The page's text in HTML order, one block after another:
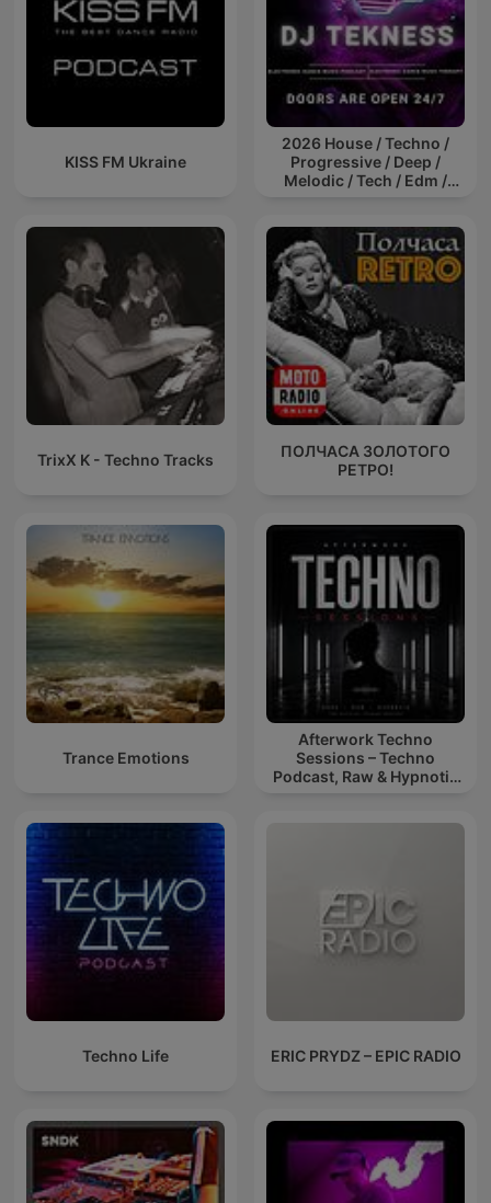
KISS FM Ukraine
2026 House / Techno /
Progressive / Deep /
Melodic / Tech / Edm /
Dance Musi
TrixX K - Techno Tracks
ПОЛЧАСА ЗОЛОТОГО
РЕТРО!
Trance Emotions
Afterwork Techno
Sessions – Techno
Podcast, Raw & Hypnotic
Techno Life ERIC PRYDZ – EPIC RADIO